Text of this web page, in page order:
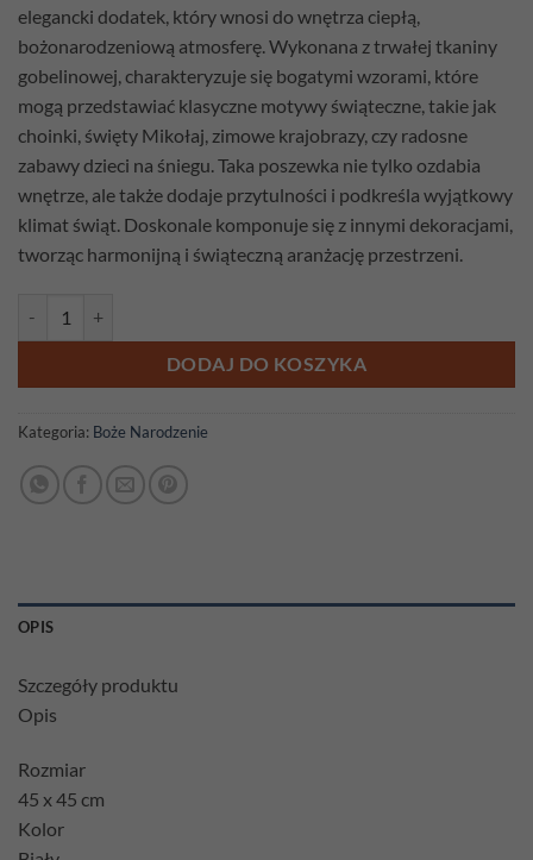
elegancki dodatek, który wnosi do wnętrza ciepłą,
bożonarodzeniową atmosferę. Wykonana z trwałej tkaniny
gobelinowej, charakteryzuje się bogatymi wzorami, które
mogą przedstawiać klasyczne motywy świąteczne, takie jak
choinki, święty Mikołaj, zimowe krajobrazy, czy radosne
zabawy dzieci na śniegu. Taka poszewka nie tylko ozdabia
wnętrze, ale także dodaje przytulności i podkreśla wyjątkowy
klimat świąt. Doskonale komponuje się z innymi dekoracjami,
tworząc harmonijną i świąteczną aranżację przestrzeni.
DODAJ DO KOSZYKA
Kategoria: Boże Narodzenie
OPIS
Szczegóły produktu
Opis
Rozmiar
45 x 45 cm
Kolor